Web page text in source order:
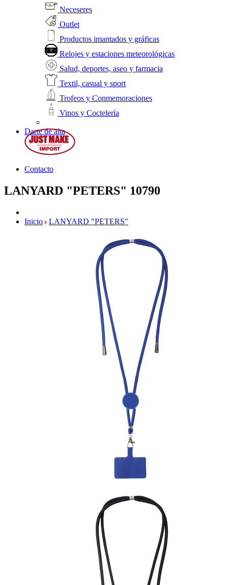
Neceseres
Outlet
Productos imantados y gráficas
Relojes y estaciones meteorológicas
Salud, deportes, aseo y farmacia
Textil, casual y sport
Trofeos y Conmemoraciones
Vinos y Coctelería
Darte de alta
Contacto
LANYARD "PETERS" 10790
Inicio LANYARD "PETERS"